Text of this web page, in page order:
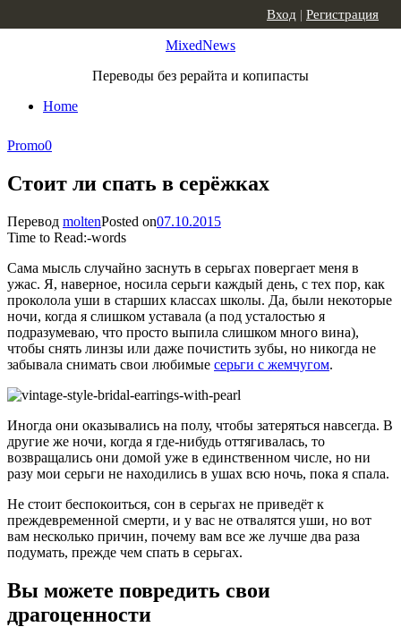
MixedNews
Переводы без рерайта и копипасты
Home
Вход | Регистрация
Promo0
Стоит ли спать в серёжках
Перевод moltenPosted on07.10.2015
Time to Read:-words
Сама мысль случайно заснуть в серьгах повергает меня в
ужас. Я, наверное, носила серьги каждый день, с тех пор, как
проколола уши в старших классах школы. Да, были некоторые
ночи, когда я слишком уставала (а под усталостью я
подразумеваю, что просто выпила слишком много вина),
чтобы снять линзы или даже почистить зубы, но никогда не
забывала снимать свои любимые серьги с жемчугом.
Иногда они оказывались на полу, чтобы затеряться навсегда. В
другие же ночи, когда я где-нибудь оттягивалась, то
возвращались они домой уже в единственном числе, но ни
разу мои серьги не находились в ушах всю ночь, пока я спала.
Не стоит беспокоиться, сон в серьгах не приведёт к
преждевременной смерти, и у вас не отвалятся уши, но вот
вам несколько причин, почему вам все же лучше два раза
подумать, прежде чем спать в серьгах.
Вы можете повредить свои
драгоценности